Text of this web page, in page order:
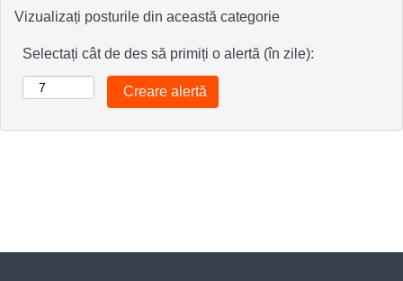
Vizualizați posturile din această categorie
Selectați cât de des să primiți o alertă (în zile):